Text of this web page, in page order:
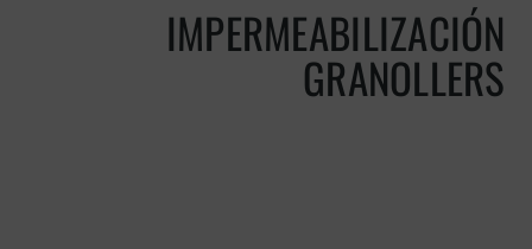
IMPERMEABILIZACIÓN
GRANOLLERS